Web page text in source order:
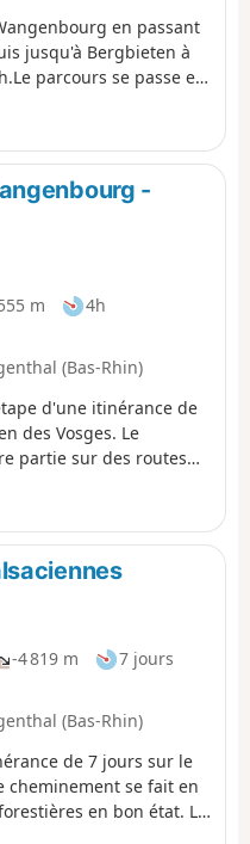
en passant
jusqu'à Bergbieten à
parcours se passe en
des singles assez
-
m
4h
(Bas-Rhin)
d'une itinérance de
des Vosges. Le
partie sur des routes
figurent un logo
de la mention TMV
première étape est
le terrain et la
-4 819 m
7 jours
(Bas-Rhin)
de 7 jours sur le
cheminement se fait en
en bon état. Le